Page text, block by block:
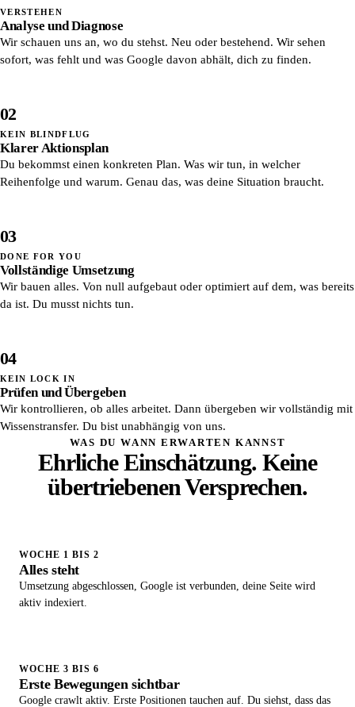
VERSTEHEN
Analyse und Diagnose
Wir schauen uns an, wo du stehst. Neu oder bestehend. Wir sehen
sofort, was fehlt und was Google davon abhält, dich zu finden.
02
KEIN BLINDFLUG
Klarer Aktionsplan
Du bekommst einen konkreten Plan. Was wir tun, in welcher
Reihenfolge und warum. Genau das, was deine Situation braucht.
03
DONE FOR YOU
Vollständige Umsetzung
Wir bauen alles. Von null aufgebaut oder optimiert auf dem, was bereits
da ist. Du musst nichts tun.
04
KEIN LOCK IN
Prüfen und Übergeben
Wir kontrollieren, ob alles arbeitet. Dann übergeben wir vollständig mit
Wissenstransfer. Du bist unabhängig von uns.
WAS DU WANN ERWARTEN KANNST
Ehrliche Einschätzung. Keine
übertriebenen Versprechen.
WOCHE 1 BIS 2
Alles steht
Umsetzung abgeschlossen, Google ist verbunden, deine Seite wird
aktiv indexiert.
WOCHE 3 BIS 6
Erste Bewegungen sichtbar
Google crawlt aktiv. Erste Positionen tauchen auf. Du siehst, dass das